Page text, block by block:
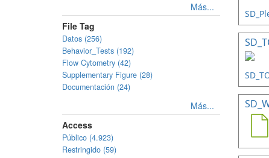
Más...
File Tag
Datos (256)
Behavior_Tests (192)
Flow Cytometry (42)
Supplementary Figure (28)
Documentación (24)
Más...
Access
Público (4.923)
Restringido (59)